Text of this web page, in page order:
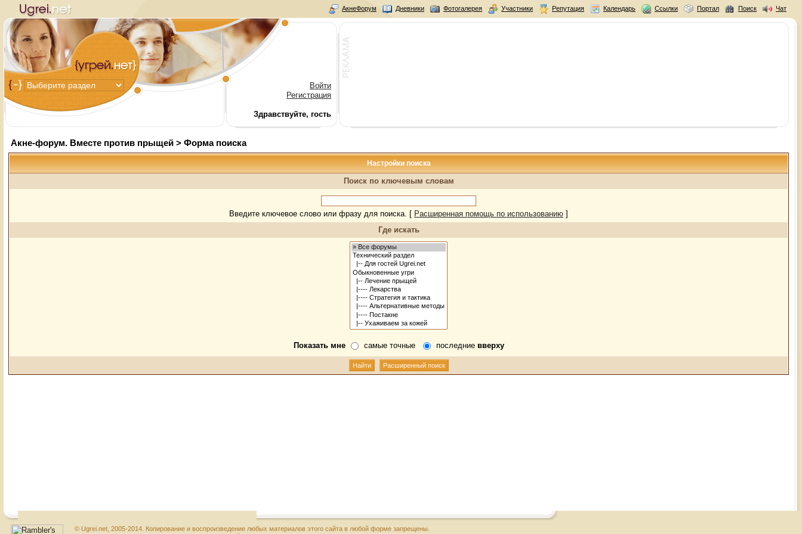
АкнеФорум Дневники Фотогалерея Участники Репутация Календарь Ссылки Портал Поиск Чат
Войти
Регистрация
Здравствуйте, гость
Акне-форум. Вместе против прыщей > Форма поиска
Настройки поиска
Поиск по ключевым словам
Введите ключевое слово или фразу для поиска. [ Расширенная помощь по использованию ]
Где искать
Показать мне самые точные последние вверху
© Ugrei.net, 2005-2014. Копирование и воспроизведение любых материалов этого сайта в любой форме запрещены.